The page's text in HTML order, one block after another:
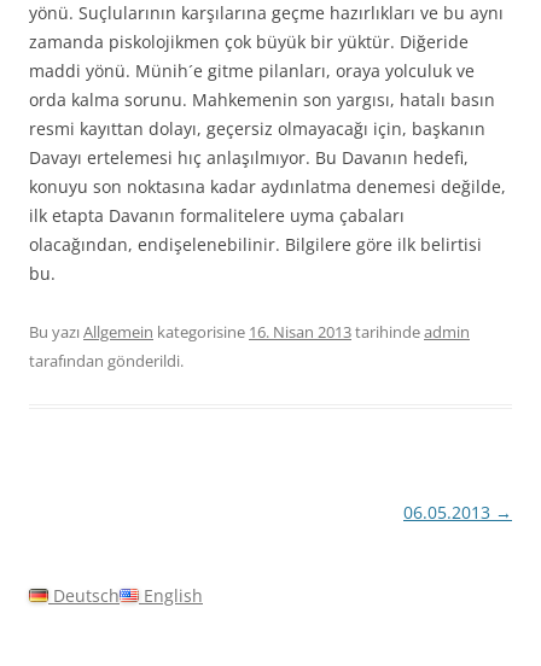
yönü. Suçlularının karşılarına geçme hazırlıkları ve bu aynı
zamanda piskolojikmen çok büyük bir yüktür. Diğeride
maddi yönü. Münih´e gitme pilanları, oraya yolculuk ve
orda kalma sorunu. Mahkemenin son yargısı, hatalı basın
resmi kayıttan dolayı, geçersiz olmayacağı için, başkanın
Davayı ertelemesi hıç anlaşılmıyor. Bu Davanın hedefi,
konuyu son noktasına kadar aydınlatma denemesi değilde,
ilk etapta Davanın formalitelere uyma çabaları
olacağından, endişelenebilinir. Bilgilere göre ilk belirtisi
bu.
Bu yazıAllgemein kategorisine 16. Nisan 2013tarihindeadmin
tarafından gönderildi.
06.05.2013 →
Deutsch English